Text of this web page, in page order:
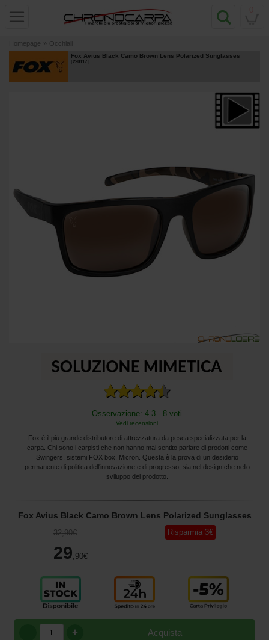
Homepage » Occhiali
Fox Avius Black Camo Brown Lens Polarized Sunglasses
[220117]
Osservazione: 4.3 - 8 voti
Vedi recensioni
Fox è il più grande distributore di attrezzatura da pesca specializzata per la
carpa. Chi sono i carpisti che non hanno mai sentito parlare di prodotti come
Swingers, sistemi FOX box, Micron. Questa è la prova di un desiderio
permanente di politica dell'innovazione e di progresso, sia nel design che nello
sviluppo del prodotto.
Fox Avius Black Camo Brown Lens Polarized Sunglasses
32,90€
29 ,90€
Risparmia 3€
Acquista
+